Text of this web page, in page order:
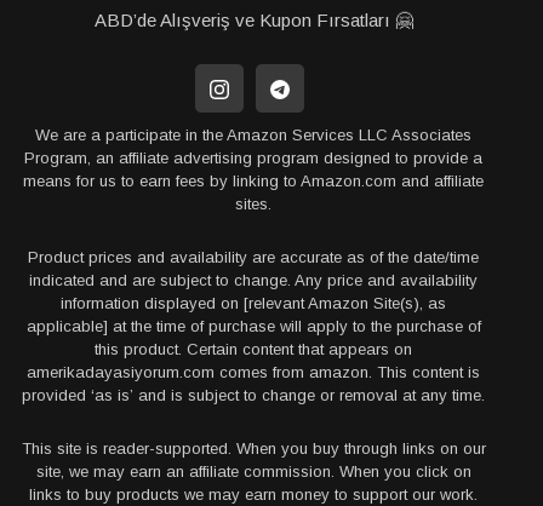
ABD’de Alışveriş ve Kupon Fırsatları 🤗
We are a participate in the Amazon Services LLC Associates
Program, an affiliate advertising program designed to provide a
means for us to earn fees by linking to Amazon.com and affiliate
sites.
Product prices and availability are accurate as of the date/time
indicated and are subject to change. Any price and availability
information displayed on [relevant Amazon Site(s), as
applicable] at the time of purchase will apply to the purchase of
this product. Certain content that appears on
amerikadayasiyorum.com comes from amazon. This content is
provided ‘as is’ and is subject to change or removal at any time.
This site is reader-supported. When you buy through links on our
site, we may earn an affiliate commission. When you click on
links to buy products we may earn money to support our work.